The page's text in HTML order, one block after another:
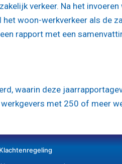
verkeer. Na het
woon-werkverkeer als de
rapport met een
waarin deze
met 250 of meer
Klachtenregeling